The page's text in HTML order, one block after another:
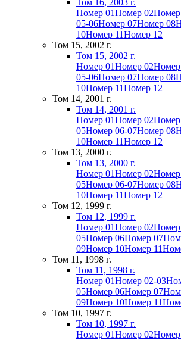
Том 16, 2003 г.
Номер 01Номер 02
05-06Номер 07Номер 08
10Номер 11Номер 12
Том 15, 2002 г.
Том 15, 2002 г.
Номер 01Номер 02
05-06Номер 07Номер 08
10Номер 11Номер 12
Том 14, 2001 г.
Том 14, 2001 г.
Номер 01Номер 02
05Номер 06-07Номер 08
10Номер 11Номер 12
Том 13, 2000 г.
Том 13, 2000 г.
Номер 01Номер 02
05Номер 06-07Номер 08
10Номер 11Номер 12
Том 12, 1999 г.
Том 12, 1999 г.
Номер 01Номер 02
05Номер 06Номер 07
09Номер 10Номер 11
Том 11, 1998 г.
Том 11, 1998 г.
Номер 01Номер 02-03
05Номер 06Номер 07
09Номер 10Номер 11
Том 10, 1997 г.
Том 10, 1997 г.
Номер 01Номер 02